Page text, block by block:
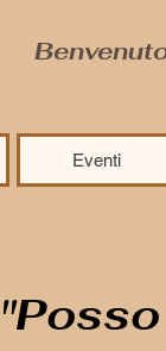
Eventi